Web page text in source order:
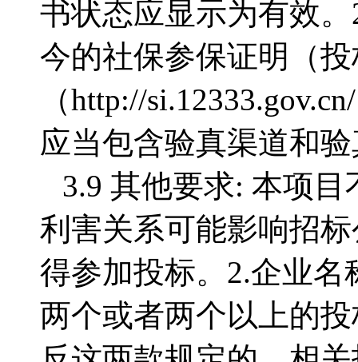
书状态应显示为有效
今的社保参保证明（
（http://
应当包含验真渠道和
3.9 其他要求: 本项
利害关系可能影响招
得参加投标。2.企业
两个或者两个以上的